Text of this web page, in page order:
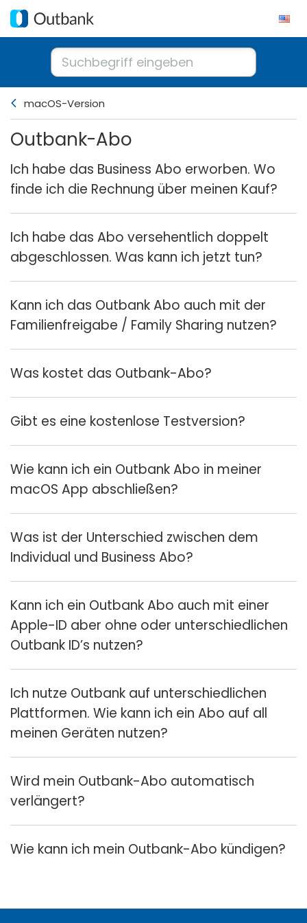
macOS-Version
Outbank-Abo
Ich habe das Business Abo erworben. Wo
finde ich die Rechnung über meinen Kauf?
Ich habe das Abo versehentlich doppelt
abgeschlossen. Was kann ich jetzt tun?
Kann ich das Outbank Abo auch mit der
Familienfreigabe / Family Sharing nutzen?
Was kostet das Outbank-Abo?
Gibt es eine kostenlose Testversion?
Wie kann ich ein Outbank Abo in meiner
macOS App abschließen?
Was ist der Unterschied zwischen dem
Individual und Business Abo?
Kann ich ein Outbank Abo auch mit einer
Apple-ID aber ohne oder unterschiedlichen
Outbank ID’s nutzen?
Ich nutze Outbank auf unterschiedlichen
Plattformen. Wie kann ich ein Abo auf all
meinen Geräten nutzen?
Wird mein Outbank-Abo automatisch
verlängert?
Wie kann ich mein Outbank-Abo kündigen?